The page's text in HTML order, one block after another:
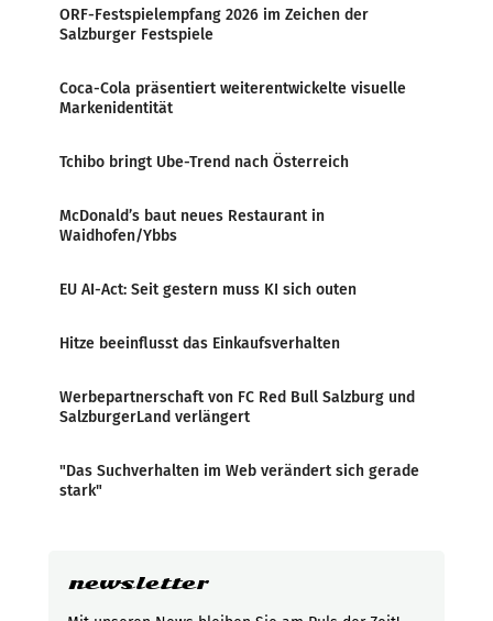
ORF-Festspielempfang 2026 im Zeichen der
Salzburger Festspiele
Coca-Cola präsentiert weiterentwickelte visuelle
Markenidentität
Tchibo bringt Ube-Trend nach Österreich
McDonald’s baut neues Restaurant in
Waidhofen/Ybbs
EU AI-Act: Seit gestern muss KI sich outen
Hitze beeinflusst das Einkaufsverhalten
Werbepartnerschaft von FC Red Bull Salzburg und
SalzburgerLand verlängert
"Das Suchverhalten im Web verändert sich gerade
stark"
newsletter